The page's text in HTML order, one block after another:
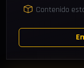
Contenido